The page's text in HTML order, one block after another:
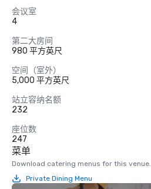
会议室
4
第二大房间
980 平方英尺
空间（室外）
5,000 平方英尺
站立容纳名额
232
座位数
247
菜单
Download catering menus for this venue.
Private Dining Menu